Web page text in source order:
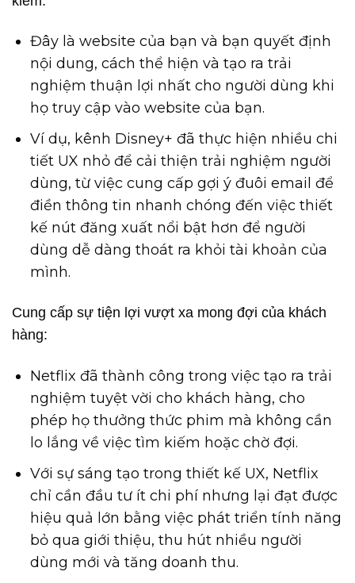
Đây là website của bạn và bạn quyết định
nội dung, cách thể hiện và tạo ra trải
nghiệm thuận lợi nhất cho người dùng khi
họ truy cập vào website của bạn.
Ví dụ, kênh Disney+ đã thực hiện nhiều chi
tiết UX nhỏ để cải thiện trải nghiệm người
dùng, từ việc cung cấp gợi ý đuôi email để
điền thông tin nhanh chóng đến việc thiết
kế nút đăng xuất nổi bật hơn để người
dùng dễ dàng thoát ra khỏi tài khoản của
mình.
Cung cấp sự tiện lợi vượt xa mong đợi của khách
hàng:
Netflix đã thành công trong việc tạo ra trải
nghiệm tuyệt vời cho khách hàng, cho
phép họ thưởng thức phim mà không cần
lo lắng về việc tìm kiếm hoặc chờ đợi.
Với sự sáng tạo trong thiết kế UX, Netflix
chỉ cần đầu tư ít chi phí nhưng lại đạt được
hiệu quả lớn bằng việc phát triển tính năng
bỏ qua giới thiệu, thu hút nhiều người
dùng mới và tăng doanh thu.